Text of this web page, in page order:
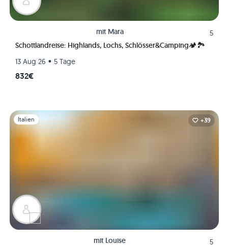
mit Mara
5
Schottlandreise: Highlands, Lochs, Schlösser&Camping🏕🏞
13 Aug 26 • 5 Tage
832€
Folie 1 von 1
Italien +39
mit Louise
5